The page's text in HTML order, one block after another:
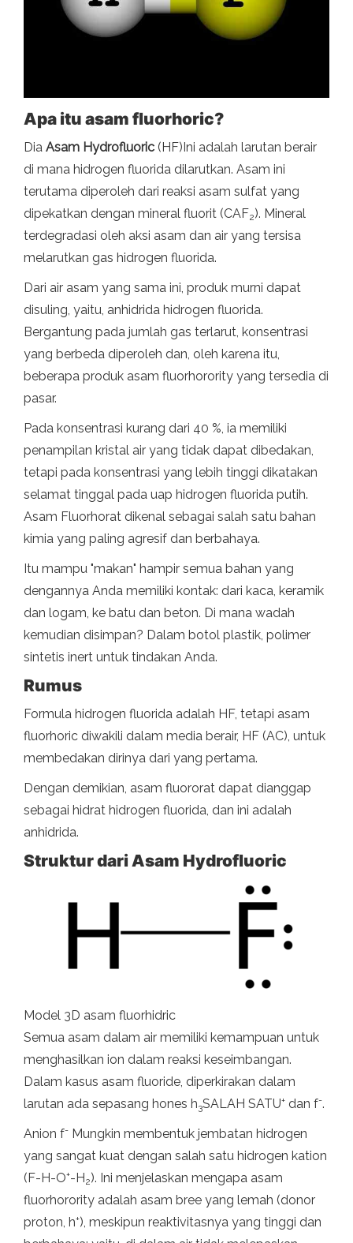
Apa itu asam fluorhoric?
Dia Asam Hydrofluoric (HF)Ini adalah larutan berair
di mana hidrogen fluorida dilarutkan. Asam ini
terutama diperoleh dari reaksi asam sulfat yang
dipekatkan dengan mineral fluorit (CAF2). Mineral
terdegradasi oleh aksi asam dan air yang tersisa
melarutkan gas hidrogen fluorida.
Dari air asam yang sama ini, produk murni dapat
disuling, yaitu, anhidrida hidrogen fluorida.
Bergantung pada jumlah gas terlarut, konsentrasi
yang berbeda diperoleh dan, oleh karena itu,
beberapa produk asam fluorhorority yang tersedia di
pasar.
Pada konsentrasi kurang dari 40 %, ia memiliki
penampilan kristal air yang tidak dapat dibedakan,
tetapi pada konsentrasi yang lebih tinggi dikatakan
selamat tinggal pada uap hidrogen fluorida putih.
Asam Fluorhorat dikenal sebagai salah satu bahan
kimia yang paling agresif dan berbahaya.
Itu mampu "makan" hampir semua bahan yang
dengannya Anda memiliki kontak: dari kaca, keramik
dan logam, ke batu dan beton. Di mana wadah
kemudian disimpan? Dalam botol plastik, polimer
sintetis inert untuk tindakan Anda.
Rumus
Formula hidrogen fluorida adalah HF, tetapi asam
fluorhoric diwakili dalam media berair, HF (AC), untuk
membedakan dirinya dari yang pertama.
Dengan demikian, asam fluororat dapat dianggap
sebagai hidrat hidrogen fluorida, dan ini adalah
anhidrida.
Struktur dari Asam Hydrofluoric
Model 3D asam fluorhidric
Semua asam dalam air memiliki kemampuan untuk
menghasilkan ion dalam reaksi keseimbangan.
Dalam kasus asam fluoride, diperkirakan dalam
larutan ada sepasang hones h3SALAH SATU+ dan f-.
Anion f- Mungkin membentuk jembatan hidrogen
yang sangat kuat dengan salah satu hidrogen kation
(F-H-O+-H2). Ini menjelaskan mengapa asam
fluorhorority adalah asam bree yang lemah (donor
proton, h+), meskipun reaktivitasnya yang tinggi dan